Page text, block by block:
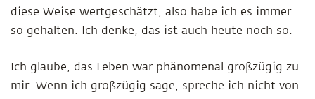
diese Weise wertgeschätzt, also habe ich es immer
so gehalten. Ich denke, das ist auch heute noch so.
Ich glaube, das Leben war phänomenal großzügig zu
mir. Wenn ich großzügig sage, spreche ich nicht von